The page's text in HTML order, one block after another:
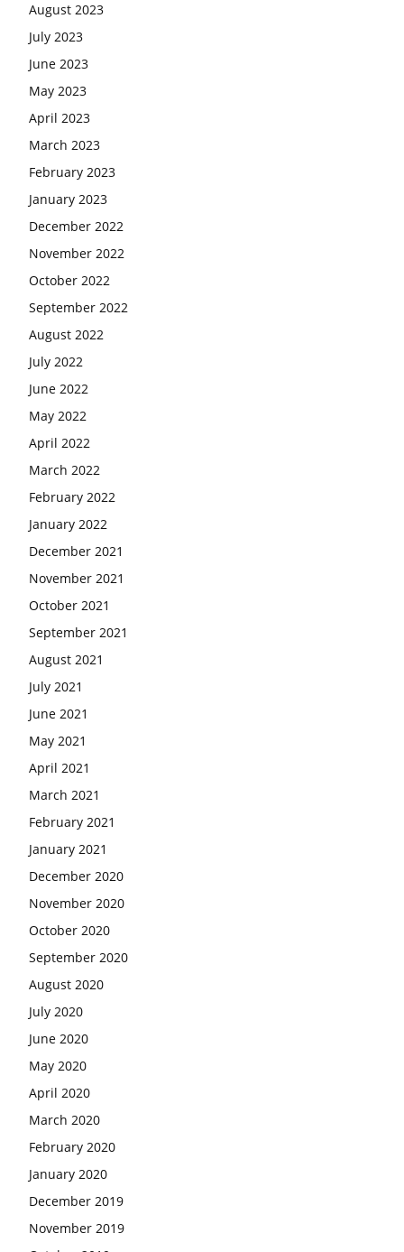
August 2023
July 2023
June 2023
May 2023
April 2023
March 2023
February 2023
January 2023
December 2022
November 2022
October 2022
September 2022
August 2022
July 2022
June 2022
May 2022
April 2022
March 2022
February 2022
January 2022
December 2021
November 2021
October 2021
September 2021
August 2021
July 2021
June 2021
May 2021
April 2021
March 2021
February 2021
January 2021
December 2020
November 2020
October 2020
September 2020
August 2020
July 2020
June 2020
May 2020
April 2020
March 2020
February 2020
January 2020
December 2019
November 2019